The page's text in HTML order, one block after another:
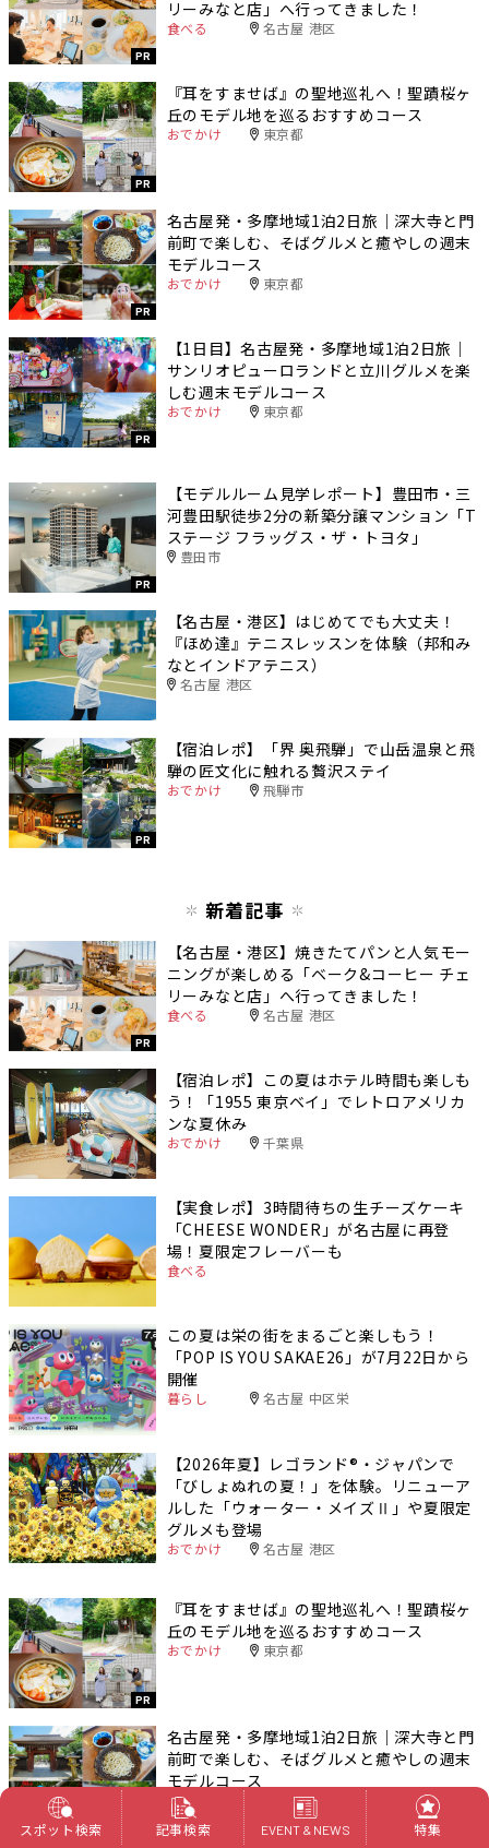
PR
リーみなと店」へ行ってきました！
食べる 名古屋 港区
PR
『耳をすませば』の聖地巡礼へ！聖蹟桜ヶ
丘のモデル地を巡るおすすめコース
おでかけ 東京都
PR
名古屋発・多摩地域1泊2日旅｜深大寺と門
前町で楽しむ、そばグルメと癒やしの週末
モデルコース
おでかけ 東京都
PR
【1日目】名古屋発・多摩地域1泊2日旅｜
サンリオピューロランドと立川グルメを楽
しむ週末モデルコース
おでかけ 東京都
PR
【モデルルーム見学レポート】豊田市・三
河豊田駅徒歩2分の新築分譲マンション「T
ステージ フラッグス・ザ・トヨタ」
豊田市
【名古屋・港区】はじめてでも大丈夫！
『ほめ達』テニスレッスンを体験（邦和み
なとインドアテニス）
名古屋 港区
PR
【宿泊レポ】「界 奥飛騨」で山岳温泉と飛
騨の匠文化に触れる贅沢ステイ
おでかけ 飛騨市
新着記事
PR
【名古屋・港区】焼きたてパンと人気モー
ニングが楽しめる「ベーク&コーヒー チェ
リーみなと店」へ行ってきました！
食べる 名古屋 港区
【宿泊レポ】この夏はホテル時間も楽しも
う！「1955 東京ベイ」でレトロアメリカ
ンな夏休み
おでかけ 千葉県
【実食レポ】3時間待ちの生チーズケーキ
「CHEESE WONDER」が名古屋に再登
場！夏限定フレーバーも
食べる
この夏は栄の街をまるごと楽しもう！
「POP IS YOU SAKAE26」が7月22日から
開催
暮らし 名古屋 中区栄
【2026年夏】レゴランド®・ジャパンで
「びしょぬれの夏！」を体験。リニューア
ルした「ウォーター・メイズⅡ」や夏限定
グルメも登場
おでかけ 名古屋 港区
PR
『耳をすませば』の聖地巡礼へ！聖蹟桜ヶ
丘のモデル地を巡るおすすめコース
おでかけ 東京都
名古屋発・多摩地域1泊2日旅｜深大寺と門
前町で楽しむ、そばグルメと癒やしの週末
モデルコース
おでかけ
東京都
スポット検索
記事検索 EVENT & NEWS 特集